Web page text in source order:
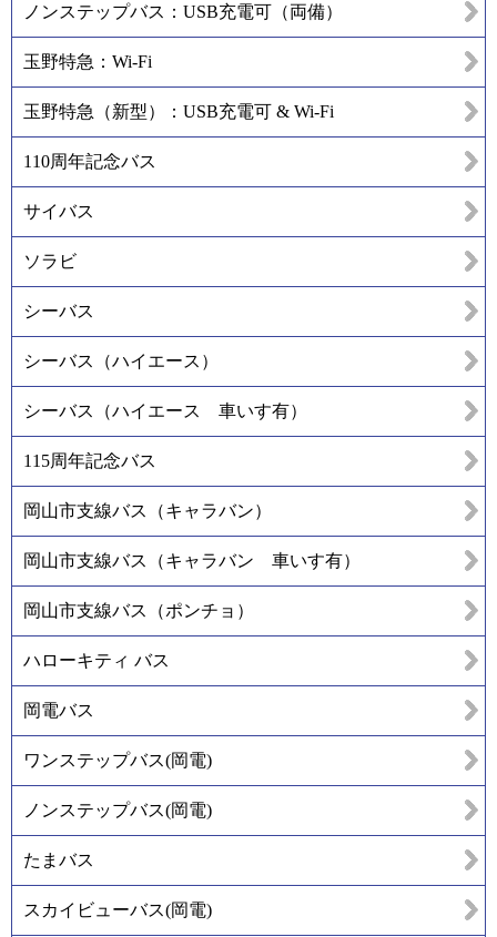
ノンステップバス：USB充電可（両備）
玉野特急：Wi-Fi
玉野特急（新型）：USB充電可 & Wi-Fi
110周年記念バス
サイバス
ソラビ
シーバス
シーバス（ハイエース）
シーバス（ハイエース 車いす有）
115周年記念バス
岡山市支線バス（キャラバン）
岡山市支線バス（キャラバン 車いす有）
岡山市支線バス（ポンチョ）
ハローキティ バス
岡電バス
ワンステップバス(岡電)
ノンステップバス(岡電)
たまバス
スカイビューバス(岡電)